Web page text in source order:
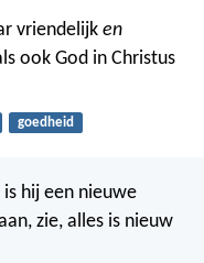
vriendelijk en
ook God in Christus
goedheid
is hij een nieuwe
zie, alles is nieuw